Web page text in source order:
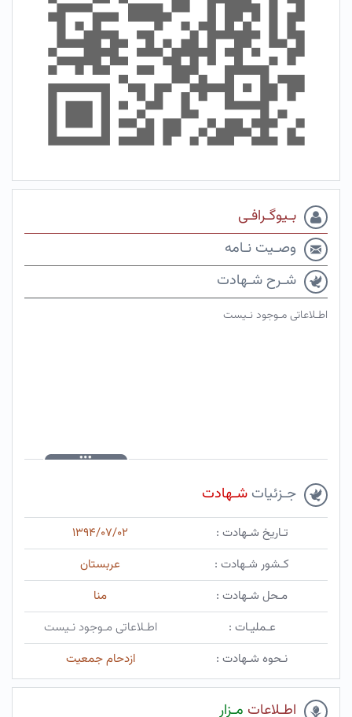
بـیوگـرافـی
وصـیت نـامه
شـرح شـهادت
اطـلاعاتی مـوجود نـیست
جـزئیات شـهادت
تـاریخ شـهادت :
۱۳۹۴/۰۷/۰۲
کـشور شـهادت :
عربستان
مـحل شـهادت :
منا
عـملیـات :
اطـلاعاتی مـوجود نـیست
نـحوه شـهادت :
ازدحام جمعیت
اطـلاعات مـزار